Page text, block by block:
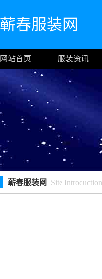
蕲春服装网
网站首页 服装资讯
蕲春服装网 Site Introduction